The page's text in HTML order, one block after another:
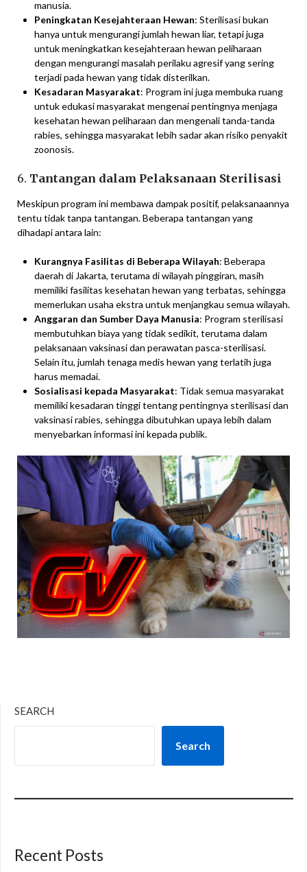
manusia.
Peningkatan Kesejahteraan Hewan: Sterilisasi bukan
hanya untuk mengurangi jumlah hewan liar, tetapi juga
untuk meningkatkan kesejahteraan hewan peliharaan
dengan mengurangi masalah perilaku agresif yang sering
terjadi pada hewan yang tidak disterilkan.
Kesadaran Masyarakat: Program ini juga membuka ruang
untuk edukasi masyarakat mengenai pentingnya menjaga
kesehatan hewan peliharaan dan mengenali tanda-tanda
rabies, sehingga masyarakat lebih sadar akan risiko penyakit
zoonosis.
6. Tantangan dalam Pelaksanaan Sterilisasi
Meskipun program ini membawa dampak positif, pelaksanaannya
tentu tidak tanpa tantangan. Beberapa tantangan yang
dihadapi antara lain:
Kurangnya Fasilitas di Beberapa Wilayah: Beberapa
daerah di Jakarta, terutama di wilayah pinggiran, masih
memiliki fasilitas kesehatan hewan yang terbatas, sehingga
memerlukan usaha ekstra untuk menjangkau semua wilayah.
Anggaran dan Sumber Daya Manusia: Program sterilisasi
membutuhkan biaya yang tidak sedikit, terutama dalam
pelaksanaan vaksinasi dan perawatan pasca-sterilisasi.
Selain itu, jumlah tenaga medis hewan yang terlatih juga
harus memadai.
Sosialisasi kepada Masyarakat: Tidak semua masyarakat
memiliki kesadaran tinggi tentang pentingnya sterilisasi dan
vaksinasi rabies, sehingga dibutuhkan upaya lebih dalam
menyebarkan informasi ini kepada publik.
SEARCH
Search
Recent Posts